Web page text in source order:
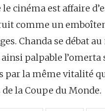
cinéma est affaire
comme un
Chanda se débat
palpable l’omerta
par la même vitalité
la Coupe du Monde.